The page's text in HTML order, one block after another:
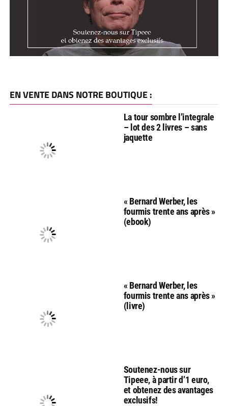
EN VENTE DANS NOTRE BOUTIQUE :
La tour sombre l’integrale
– lot des 2 livres – sans
jaquette
« Bernard Werber, les
fourmis trente ans après »
(ebook)
« Bernard Werber, les
fourmis trente ans après »
(livre)
Soutenez-nous sur
Tipeee, à partir d’1 euro,
et obtenez des avantages
exclusifs!